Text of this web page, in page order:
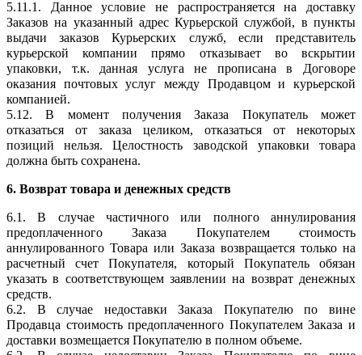
5.11.1. Данное условие не распространяется на доставку
Заказов на указанный адрес Курьерской службой, в пункты
выдачи заказов Курьерских служб, если представитель
курьерской компании прямо отказывает во вскрытии
упаковки, т.к. данная услуга не прописана в Договоре
оказания почтовых услуг между Продавцом и курьерской
компанией.
5.12. В момент получения Заказа Покупатель может
отказаться от заказа целиком, отказаться от некоторых
позиций нельзя. Целостность заводской упаковки товара
должна быть сохранена.
6. Возврат товара и денежных средств
6.1. В случае частичного или полного аннулирования
предоплаченного Заказа Покупателем стоимость
аннулированного Товара или Заказа возвращается только на
расчетный счет Покупателя, который Покупатель обязан
указать в соответствующем заявлении на возврат денежных
средств.
6.2. В случае недоставки Заказа Покупателю по вине
Продавца стоимость предоплаченного Покупателем Заказа и
доставки возмещается Покупателю в полном объеме.